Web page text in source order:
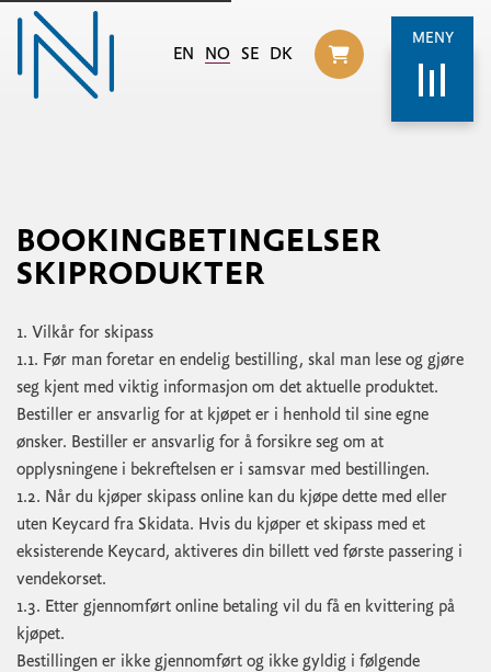
EN NO SE DK
Til
MENY
BOOKINGBETINGELSER
SKIPRODUKTER
1. Vilkår for skipass
1.1. Før man foretar en endelig bestilling, skal man lese og gjøre
seg kjent med viktig informasjon om det aktuelle produktet.
Bestiller er ansvarlig for at kjøpet er i henhold til sine egne
ønsker. Bestiller er ansvarlig for å forsikre seg om at
opplysningene i bekreftelsen er i samsvar med bestillingen.
1.2. Når du kjøper skipass online kan du kjøpe dette med eller
uten Keycard fra Skidata. Hvis du kjøper et skipass med et
eksisterende Keycard, aktiveres din billett ved første passering i
vendekorset.
1.3. Etter gjennomført online betaling vil du få en kvittering på
kjøpet.
Bestillingen er ikke gjennomført og ikke gyldig i følgende